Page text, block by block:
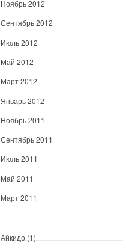
Ноябрь 2012
Сентябрь 2012
Июль 2012
Май 2012
Март 2012
Январь 2012
Ноябрь 2011
Сентябрь 2011
Июль 2011
Май 2011
Март 2011
Айкидо (1)